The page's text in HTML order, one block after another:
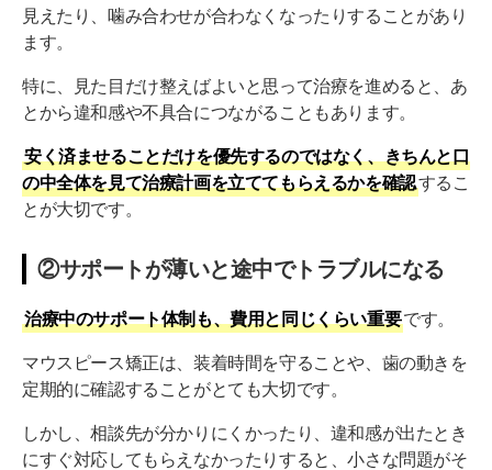
見えたり、噛み合わせが合わなくなったりすることがあり
ます。
特に、見た目だけ整えばよいと思って治療を進めると、あ
とから違和感や不具合につながることもあります。
安く済ませることだけを優先するのではなく、きちんと口
の中全体を見て治療計画を立ててもらえるかを確認するこ
とが大切です。
②サポートが薄いと途中でトラブルになる
治療中のサポート体制も、費用と同じくらい重要です。
マウスピース矯正は、装着時間を守ることや、歯の動きを
定期的に確認することがとても大切です。
しかし、相談先が分かりにくかったり、違和感が出たとき
にすぐ対応してもらえなかったりすると、小さな問題がそ